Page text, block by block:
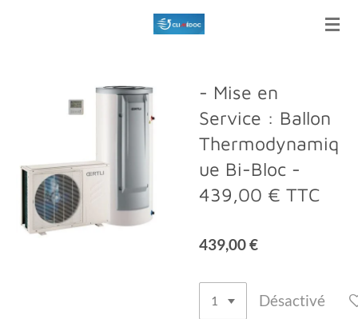
- Mise en
Service : Ballon
Thermodynamiq
ue Bi-Bloc -
439,00 € TTC
439,00 €
Désactivé